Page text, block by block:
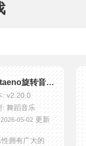
Rotaeno旋转音律国际服
: v2.20.0
: 舞蹈音乐
2026-05-02 更新
拥有广大的